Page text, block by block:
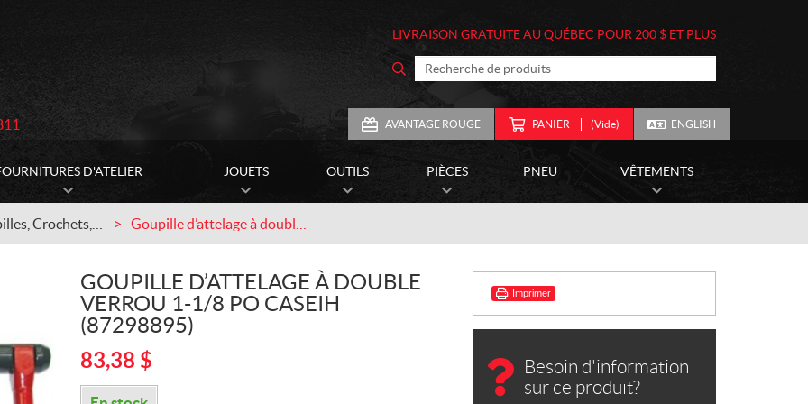
LIVRAISON GRATUITE AU QUÉBEC POUR 200 $ ET PLUS
AVANTAGE ROUGE PANIER (Vide) ENGLISH
D'ATELIER JOUETS OUTILS PIÈCES PNEU VÊTEMENTS
GOUPILLE D’ATTELAGE À DOUBLE
VERROU 1-1/8 PO CASEIH
(87298895)
83,38 $
Imprimer
Besoin d'information
sur ce produit?